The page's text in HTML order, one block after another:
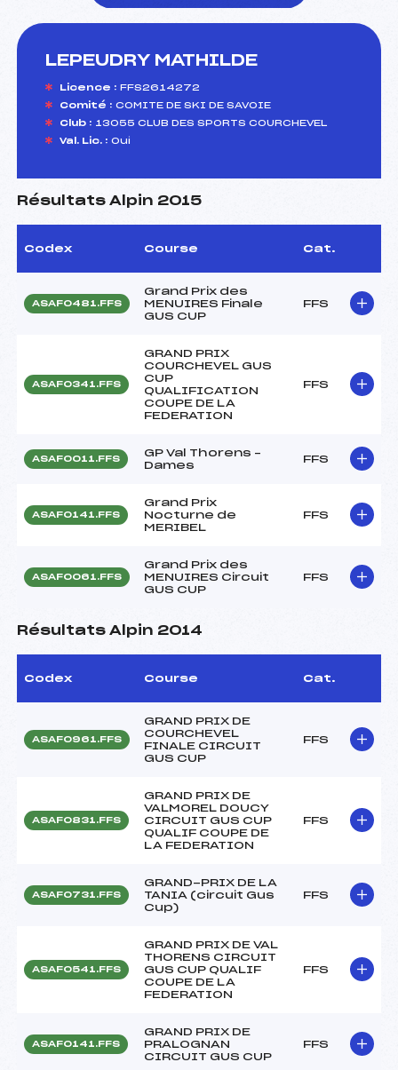
LEPEUDRY MATHILDE
Licence : FFS2614272
Comité : COMITE DE SKI DE SAVOIE
Club : 13055 CLUB DES SPORTS COURCHEVEL
Val. Lic. : Oui
Résultats Alpin 2015
Codex Course Cat.
ASAF0481.FFS
Grand Prix des
MENUIRES Finale
GUS CUP
FFS
ASAF0341.FFS
GRAND PRIX
COURCHEVEL GUS
CUP
QUALIFICATION
COUPE DE LA
FEDERATION
FFS
ASAF0011.FFS
GP Val Thorens –
Dames
FFS
ASAF0141.FFS
Grand Prix
Nocturne de
MERIBEL
FFS
ASAF0061.FFS
Grand Prix des
MENUIRES Circuit
GUS CUP
FFS
Résultats Alpin 2014
Codex Course Cat.
ASAF0961.FFS
GRAND PRIX DE
COURCHEVEL
FINALE CIRCUIT
GUS CUP
FFS
ASAF0831.FFS
GRAND PRIX DE
VALMOREL DOUCY
CIRCUIT GUS CUP
QUALIF COUPE DE
LA FEDERATION
FFS
ASAF0731.FFS
GRAND-PRIX DE LA
TANIA (circuit Gus
Cup)
FFS
ASAF0541.FFS
GRAND PRIX DE VAL
THORENS CIRCUIT
GUS CUP QUALIF
COUPE DE LA
FEDERATION
FFS
ASAF0141.FFS
GRAND PRIX DE
PRALOGNAN
CIRCUIT GUS CUP
FFS